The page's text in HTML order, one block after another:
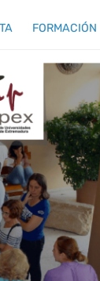
FORMACIÓN